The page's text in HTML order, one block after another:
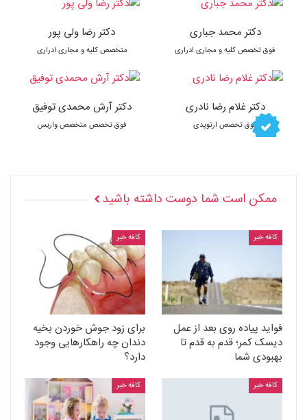
دکتر محمد جباری
فوق تخصص کلیه و مجاری ادراری
دکتر غلام رضا نادری
فوق تخصص ارتوپدی
دکتر رضا ولی پور
متخصص کلیه و مجاری ادراری
دکتر آرش محمدی توفیق
فوق تخصص متخصص واریس
ممکن است شما دوست داشته باشید
کافه خبر
فواید پیاده روی بعد از عمل
دیسک کمر؛ قدم به قدم تا
بهبودی شما
کافه خبر
برای زود جوش خوردن بخیه
دندان چه راهکارهایی وجود
دارد؟
کافه خبر کافه خبر